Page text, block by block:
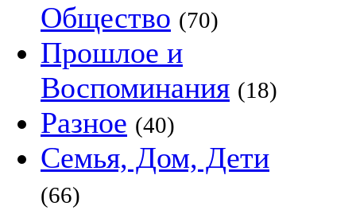
Общество (70)
Прошлое и
Воспоминания (18)
Разное (40)
Семья, Дом, Дети
(66)